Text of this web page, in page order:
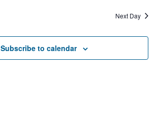
Next Day
Subscribe to calendar